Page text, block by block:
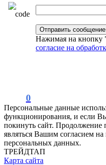
Нажимая на кнопку
согласие на
0
Персональные данные
функционирования, и если
покинуть сайт. Продолжение
являться Вашим согласием
персональных данных.
ТРЕЙДТАП
Карта сайта